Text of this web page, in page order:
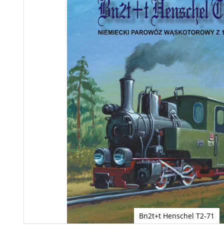
Bn2t+t Henschel T2-71